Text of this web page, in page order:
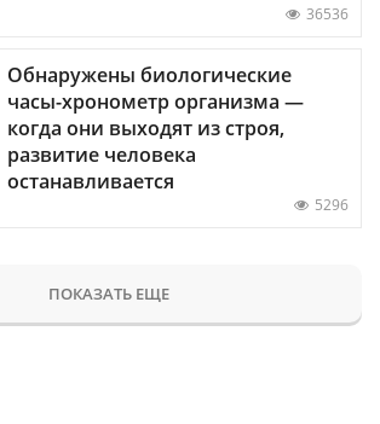
36536
Обнаружены биологические
часы-хронометр организма —
когда они выходят из строя,
развитие человека
останавливается
5296
ПОКАЗАТЬ ЕЩЕ